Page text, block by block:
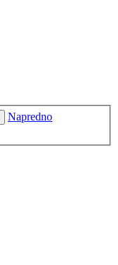
Napredno